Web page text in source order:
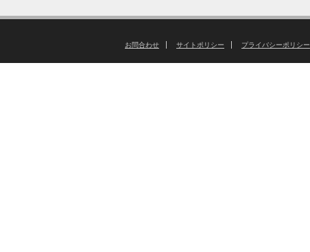
お問合わせ サイトポリシー プライバシーポリシー